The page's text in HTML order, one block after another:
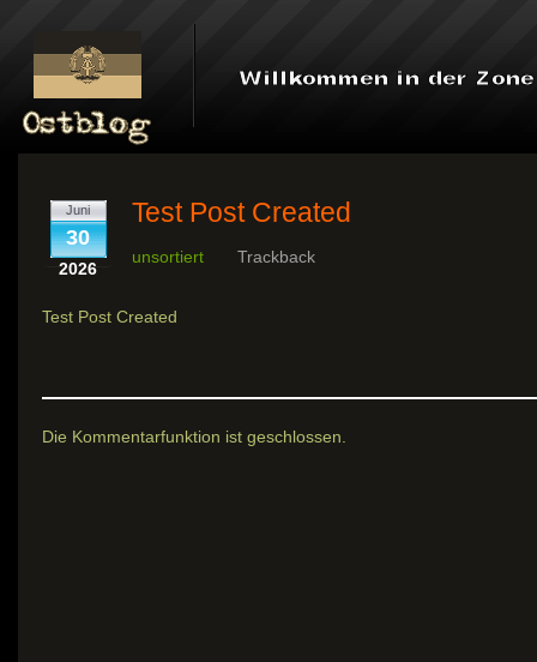
Juni
30
2026
Test Post Created
unsortiert Trackback
Test Post Created
Die Kommentarfunktion ist geschlossen.